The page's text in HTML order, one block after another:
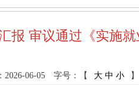
审议通过《实施
2026-06-05 字号：【 大 中 小 】